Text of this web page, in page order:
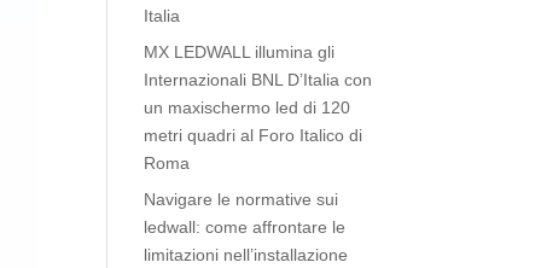
Italia
MX LEDWALL illumina gli
Internazionali BNL D’Italia con
un maxischermo led di 120
metri quadri al Foro Italico di
Roma
Navigare le normative sui
ledwall: come affrontare le
limitazioni nell’installazione